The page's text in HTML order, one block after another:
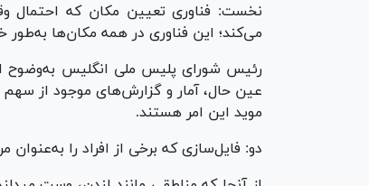
نخست: فناوری تعیین مکان که احتمال
می‌کند؛ این فناوری در همه مکان‌ها
رئیس شورای پلیس ملی انگلیس به‌وضوح
عین حال، آمار و گزارش‌های موجود از سهم
موید این امر هستند.
دو: فایل‌سازی که برخی از افراد را به‌عنوان